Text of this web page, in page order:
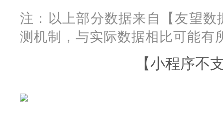
注： 以上部分数据来自【友望
测机制，与实际数据相比可能有
【小程序不